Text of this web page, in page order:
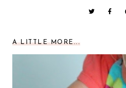
A LITTLE MORE...